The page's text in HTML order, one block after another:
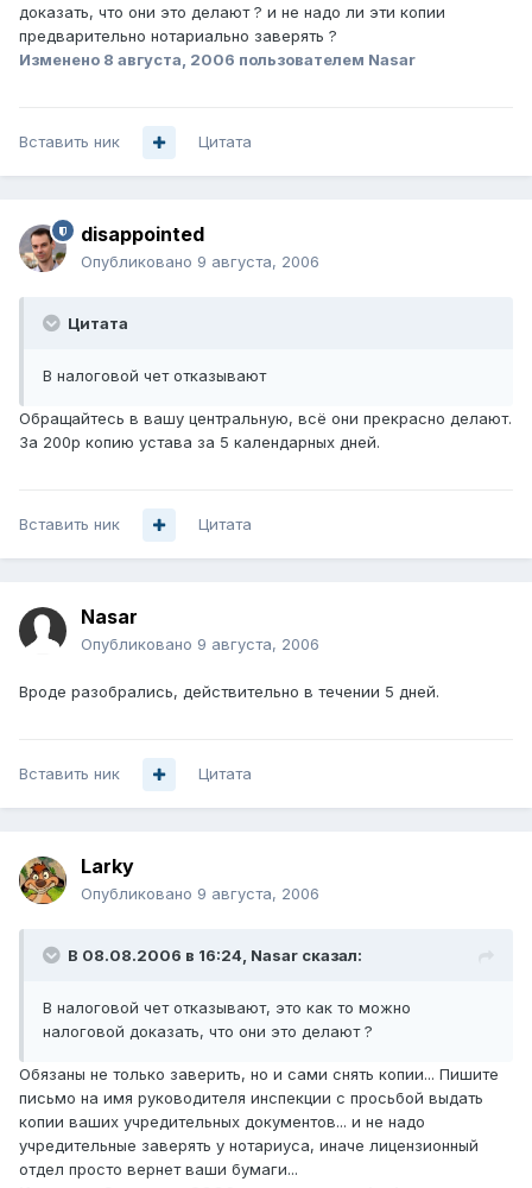
доказать, что они это делают ? и не надо ли эти копии
предварительно нотариально заверять ?
Изменено 8 августа, 2006 пользователем Nasar
Вставить ник Цитата
disappointed
Опубликовано 9 августа, 2006
Цитата
В налоговой чет отказывают
Обращайтесь в вашу центральную, всё они прекрасно делают.
За 200р копию устава за 5 календарных дней.
Вставить ник Цитата
Nasar
Опубликовано 9 августа, 2006
Вроде разобрались, действительно в течении 5 дней.
Вставить ник Цитата
Larky
Опубликовано 9 августа, 2006
В 08.08.2006 в 16:24, Nasar сказал:
В налоговой чет отказывают, это как то можно
налоговой доказать, что они это делают ?
Обязаны не только заверить, но и сами снять копии... Пишите
письмо на имя руководителя инспекции с просьбой выдать
копии ваших учредительных документов... и не надо
учредительные заверять у нотариуса, иначе лицензионный
отдел просто вернет ваши бумаги...